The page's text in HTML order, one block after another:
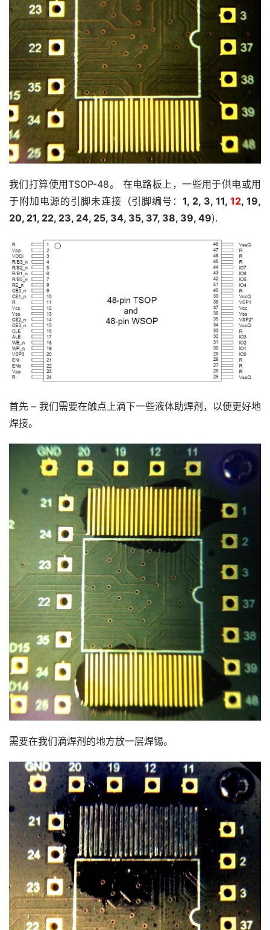
我们打算使用TSOP-48。 在电路板上，一些用于供电或用
于附加电源的引脚未连接（引脚编号：1, 2, 3, 11, 12, 19,
20, 21, 22, 23, 24, 25, 34, 35, 37, 38, 39, 49).
首先 – 我们需要在触点上滴下一些液体助焊剂，以便更好地
焊接。
需要在我们滴焊剂的地方放一层焊锡。